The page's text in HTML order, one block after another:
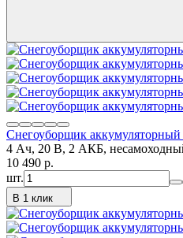
Снегоуборщик
4 Ач, 20 В, 2 АКБ,
10 490 p.
шт.
В 1 клик